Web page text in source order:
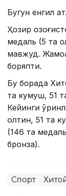
Бугун енгил
Ҳозир
медаль (5 та
мавжуд.
боряпти.
Бу борада
та кумуш, 51
Кейинги
олтин, 51 та
(146 та
бронза).
Спорт